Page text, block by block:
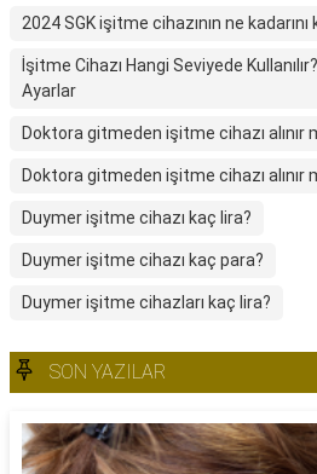
2024 SGK işitme cihazının ne kadarını
İşitme Cihazı Hangi Seviyede
Ayarlar
Doktora gitmeden işitme cihazı alınır
Doktora gitmeden işitme cihazı alınır
Duymer işitme cihazı kaç lira?
Duymer işitme cihazı kaç para?
Duymer işitme cihazları kaç lira?
SON YAZILAR